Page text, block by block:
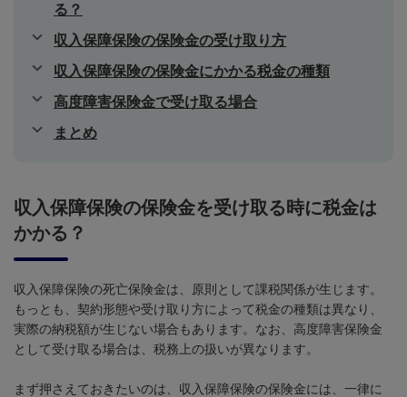
る？
収入保障保険の保険金の受け取り方
収入保障保険の保険金にかかる税金の種類
高度障害保険金で受け取る場合
まとめ
収入保障保険の保険金を受け取る時に税金は
かかる？
収入保障保険の死亡保険金は、原則として課税関係が生じます。
もっとも、契約形態や受け取り方によって税金の種類は異なり、
実際の納税額が生じない場合もあります。なお、高度障害保険金
として受け取る場合は、税務上の扱いが異なります。
まず押さえておきたいのは、収入保障保険の保険金には、一律に